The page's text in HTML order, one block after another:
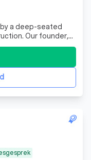
a deep-seated
Our founder,
from a young age,
Our
attention to detail,